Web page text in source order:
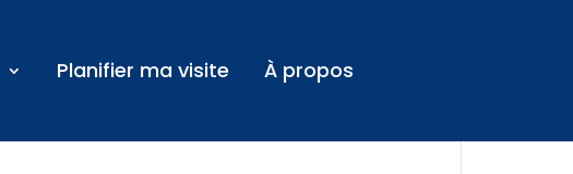
Planifier ma visite À propos